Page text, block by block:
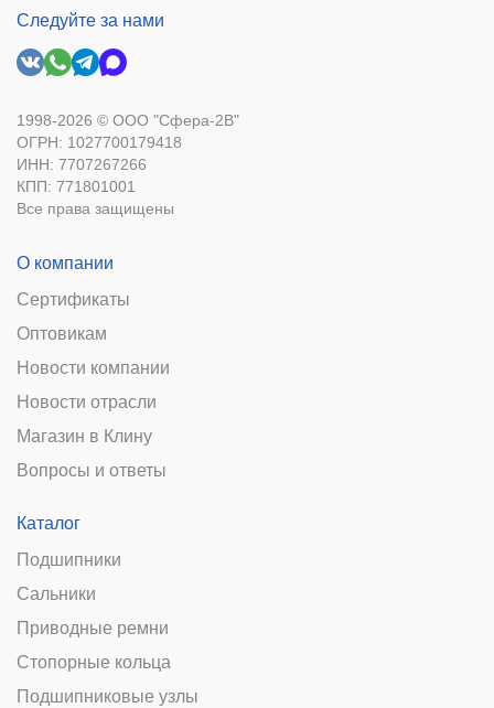
Следуйте за нами
1998-2026 © ООО "Сфера-2В"
ОГРН: 1027700179418
ИНН: 7707267266
КПП: 771801001
Все права защищены
О компании
Сертификаты
Оптовикам
Новости компании
Новости отрасли
Магазин в Клину
Вопросы и ответы
Каталог
Подшипники
Сальники
Приводные ремни
Стопорные кольца
Подшипниковые узлы